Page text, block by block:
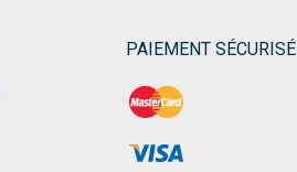
PAIEMENT SÉCURISÉ